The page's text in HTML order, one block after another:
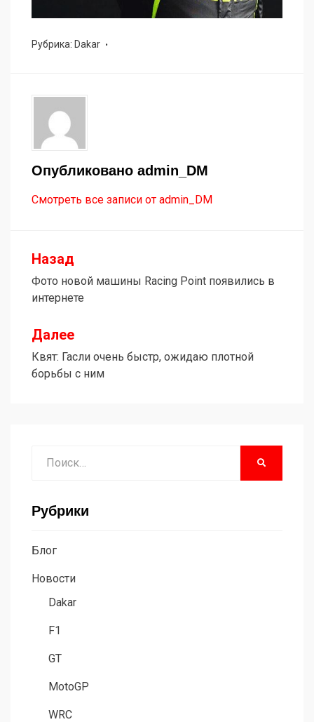
Рубрика: Dakar
Опубликовано admin_DM
Смотреть все записи от admin_DM
Навигация
по
записям
Назад
Фото новой машины Racing Point появились в
интернете
Далее
Квят: Гасли очень быстр, ожидаю плотной
борьбы с ним
Рубрики
Блог
Новости
Dakar
F1
GT
MotoGP
WRC